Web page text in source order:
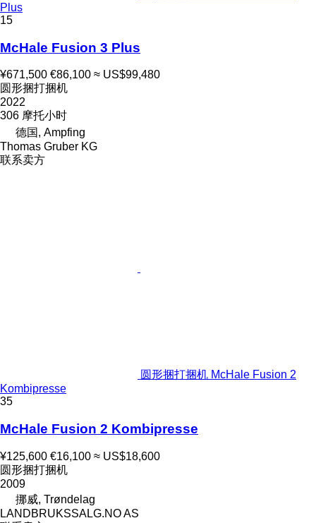
Plus
15
McHale Fusion 3 Plus
¥671,500 €86,100 ≈ US$99,480
圆形捆打捆机
2022
306 摩托小时
德国, Ampfing
Thomas Gruber KG
联系卖方
圆形捆打捆机 McHale Fusion 2
Kombipresse
35
McHale Fusion 2 Kombipresse
¥125,600 €16,100 ≈ US$18,600
圆形捆打捆机
2009
挪威, Trøndelag
LANDBRUKSSALG.NO AS